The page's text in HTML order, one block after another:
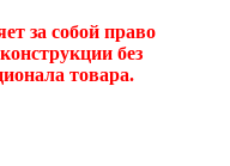
за собой право
без
товара.